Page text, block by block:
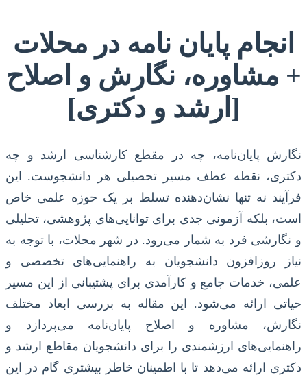
انجام پایان نامه در محلات
+ مشاوره، نگارش و اصلاح
[ارشد و دکتری]
نگارش پایان‌نامه، چه در مقطع کارشناسی ارشد و چه
دکتری، نقطه عطف مسیر تحصیلی هر دانشجوست. این
فرآیند نه تنها نشان‌دهنده تسلط بر یک حوزه علمی خاص
است، بلکه آزمونی جدی برای توانایی‌های پژوهشی، تحلیلی
و نگارشی فرد به شمار می‌رود. در شهر محلات، با توجه به
نیاز روزافزون دانشجویان به راهنمایی‌های تخصصی و
علمی، خدمات جامع و کارآمدی برای پشتیبانی از این مسیر
حیاتی ارائه می‌شود. این مقاله به بررسی ابعاد مختلف
نگارش، مشاوره و اصلاح پایان‌نامه می‌پردازد و
راهنمایی‌های ارزشمندی را برای دانشجویان مقاطع ارشد و
دکتری ارائه می‌دهد تا با اطمینان خاطر بیشتری گام در این